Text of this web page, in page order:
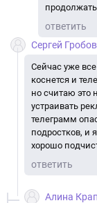
ответить
Сергей Гробов
Сейчас уже
коснется и
но считаю это
устраивать
телеграмм
подростков, и
хорошо
ответить
Алина